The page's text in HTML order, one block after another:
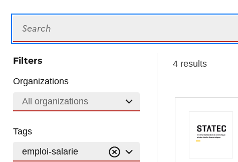
Filters
Organizations
All organizations
Tags
emploi-salarie
4 results